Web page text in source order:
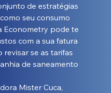
de estratégias
seu consumo
Econometry pode te
com a sua fatura
revisar se as tarifas
de saneamento
Mister Cuca,